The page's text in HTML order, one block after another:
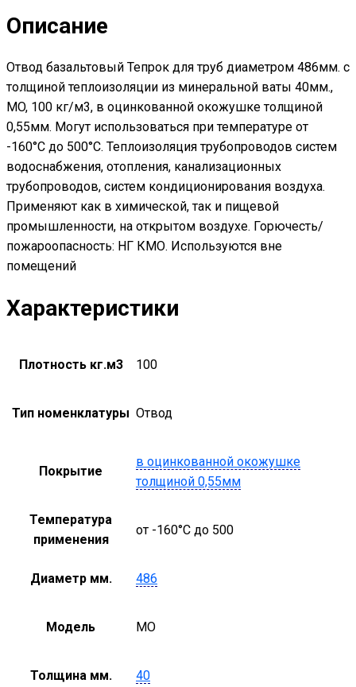
толщиной
Описание
Отвод базальтовый Тепрок для труб диаметром 486мм. с
толщиной теплоизоляции из минеральной ваты 40мм.,
MO, 100 кг/м3, в оцинкованной окожушке толщиной
0,55мм. Могут использоваться при температуре от
-160°С до 500°С. Теплоизоляция трубопроводов систем
водоснабжения, отопления, канализационных
трубопроводов, систем кондиционирования воздуха.
Применяют как в химической, так и пищевой
промышленности, на открытом воздухе. Горючесть/
пожароопасность: НГ КМО. Используются вне
помещений
Характеристики
Плотность кг.м3 100
Тип номенклатуры Отвод
Покрытие
в оцинкованной окожушке
толщиной 0,55мм
Температура
применения
от -160°С до 500
Диаметр мм. 486
Модель MO
Толщина мм. 40